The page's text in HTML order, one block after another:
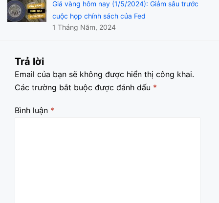
Giá vàng hôm nay (1/5/2024): Giảm sâu trước
cuộc họp chính sách của Fed
1 Tháng Năm, 2024
Trả lời
Email của bạn sẽ không được hiển thị công khai.
Các trường bắt buộc được đánh dấu *
Bình luận *